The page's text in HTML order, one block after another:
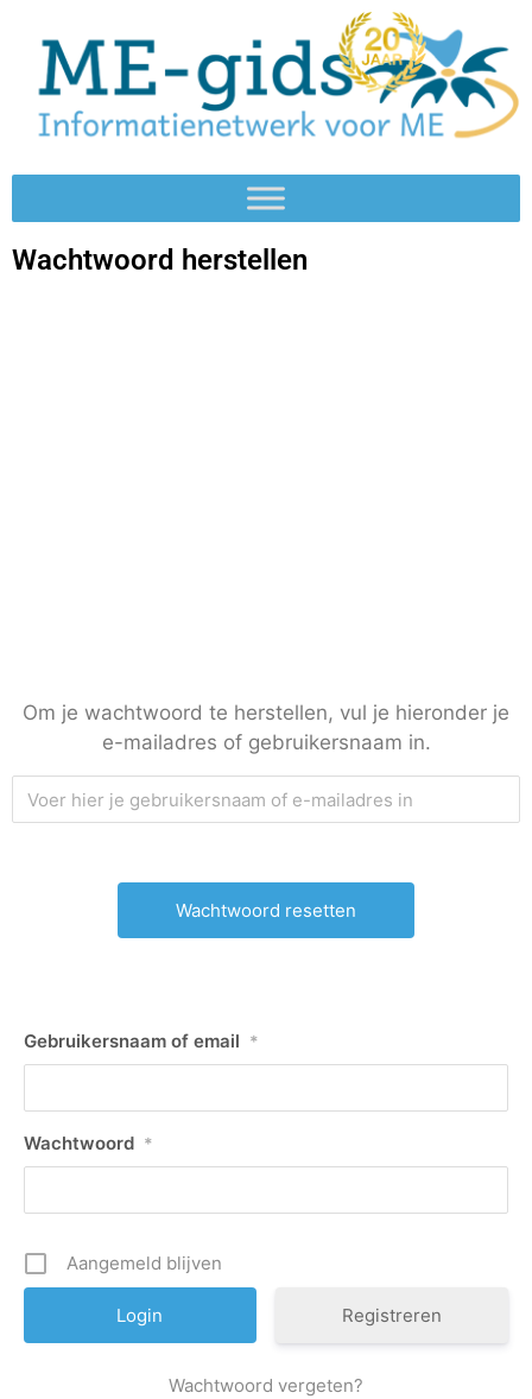
Wachtwoord herstellen
Om je wachtwoord te herstellen, vul je hieronder je
e-mailadres of gebruikersnaam in.
Gebruikersnaam of email *
Wachtwoord *
Aangemeld blijven
Registreren
Wachtwoord vergeten?